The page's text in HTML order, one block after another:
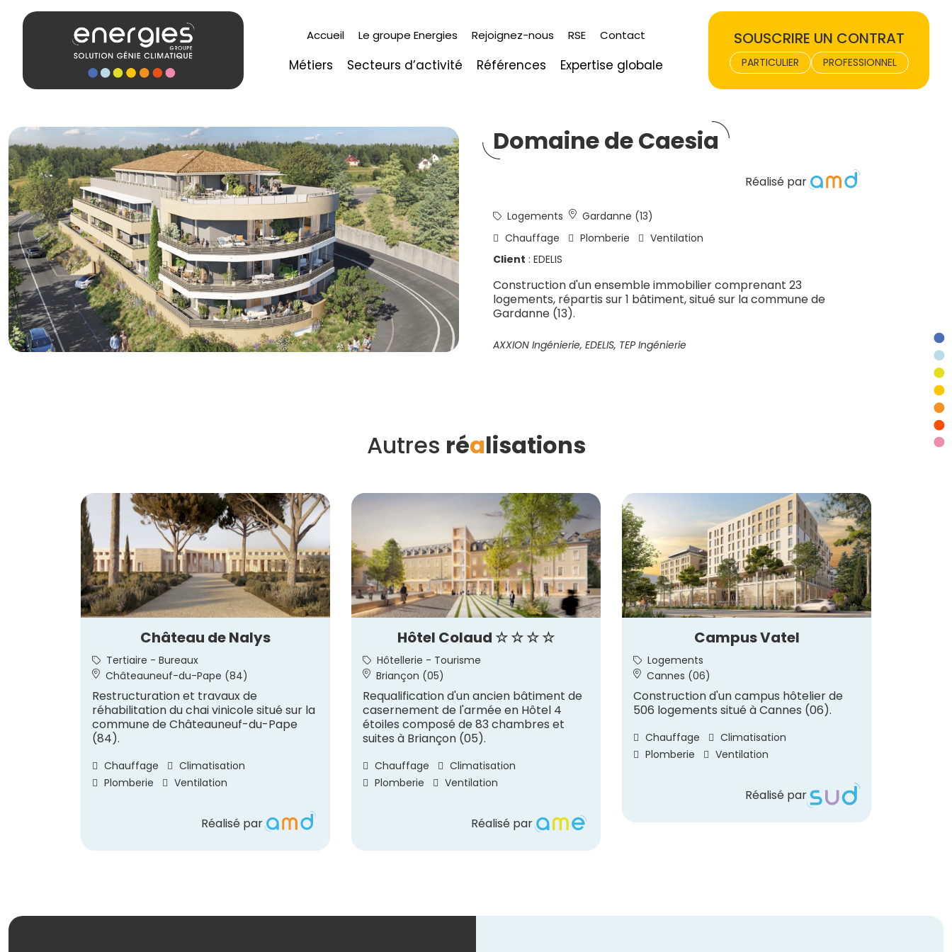
Accueil Le groupe Energies Rejoignez-nous RSE Contact
Métiers Secteurs d’activité Références Expertise globale
SOUSCRIRE UN CONTRAT
PARTICULIER PROFESSIONNEL
Domaine de Caesia
Réalisé par
Logements
Gardanne (13)
Chauffage
Plomberie
Ventilation
Client : EDELIS
Construction d'un ensemble immobilier comprenant 23
logements, répartis sur 1 bâtiment, situé sur la commune de
Gardanne (13).
AXXION Ingénierie, EDELIS, TEP Ingénierie
Autres réalisations
Château de Nalys
Tertiaire - Bureaux
Châteauneuf-du-Pape (84)
Restructuration et travaux de
réhabilitation du chai vinicole situé sur la
commune de Châteauneuf-du-Pape
(84).
Chauffage
Climatisation
Plomberie
Ventilation
Réalisé par
Hôtel Colaud ☆ ☆ ☆ ☆
Hôtellerie - Tourisme
Briançon (05)
Requalification d'un ancien bâtiment de
casernement de l'armée en Hôtel 4
étoiles composé de 83 chambres et
suites à Briançon (05).
Chauffage
Climatisation
Plomberie
Ventilation
Réalisé par
Campus Vatel
Logements
Cannes (06)
Construction d'un campus hôtelier de
506 logements situé à Cannes (06).
Chauffage
Climatisation
Plomberie
Ventilation
Réalisé par